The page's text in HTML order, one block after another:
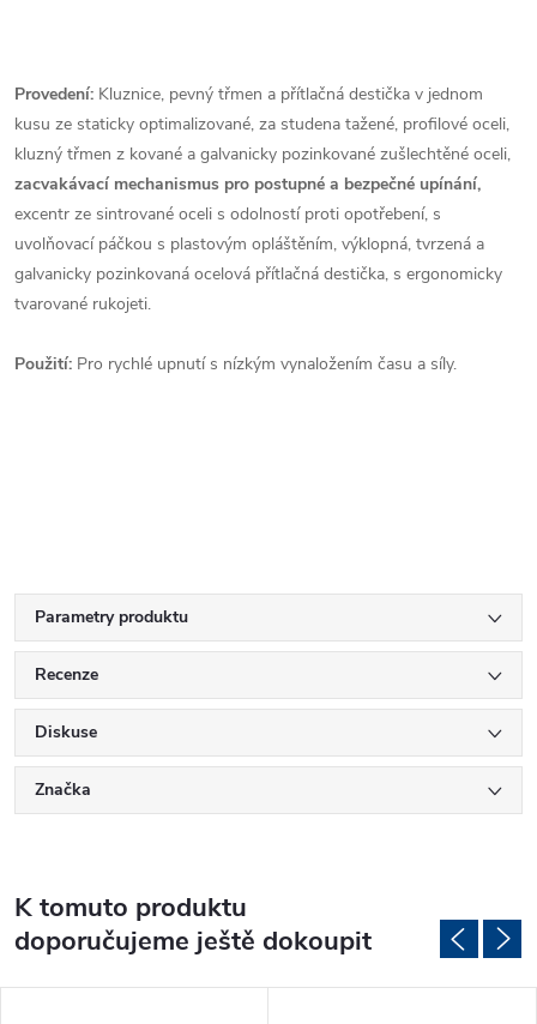
Provedení: Kluznice, pevný třmen a přítlačná destička v jednom
kusu ze staticky optimalizované, za studena tažené, profilové oceli,
kluzný třmen z kované a galvanicky pozinkované zušlechtěné oceli,
zacvakávací mechanismus pro postupné a bezpečné upínání,
excentr ze sintrované oceli s odolností proti opotřebení, s
uvolňovací páčkou s plastovým opláštěním, výklopná, tvrzená a
galvanicky pozinkovaná ocelová přítlačná destička, s ergonomicky
tvarované rukojeti.
Použití: Pro rychlé upnutí s nízkým vynaložením času a síly.
Parametry produktu
Recenze
Diskuse
Značka
K tomuto produktu
doporučujeme ještě dokoupit